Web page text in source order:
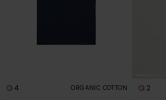
4 ORGANIC COTTON 2